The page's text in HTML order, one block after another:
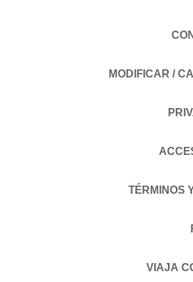
MODIFICAR /
TÉRMINOS
VIAJA